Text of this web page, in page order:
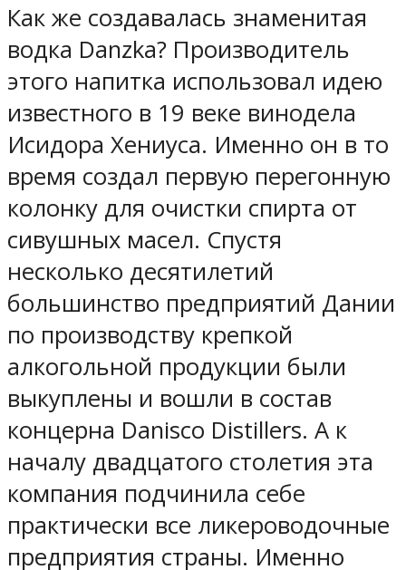
Как же создавалась знаменитая
водка Danzka? Производитель
этого напитка использовал идею
известного в 19 веке винодела
Исидора Хениуса. Именно он в то
время создал первую перегонную
колонку для очистки спирта от
сивушных масел. Спустя
несколько десятилетий
большинство предприятий Дании
по производству крепкой
алкогольной продукции были
выкуплены и вошли в состав
концерна Danisco Distillers. А к
началу двадцатого столетия эта
компания подчинила себе
практически все ликероводочные
предприятия страны. Именно